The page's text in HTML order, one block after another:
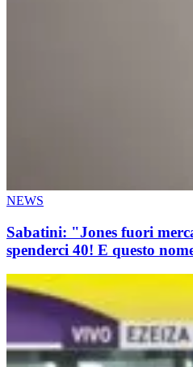
NEWS
Sabatini: "Jones fuori
spenderci 40! E questo